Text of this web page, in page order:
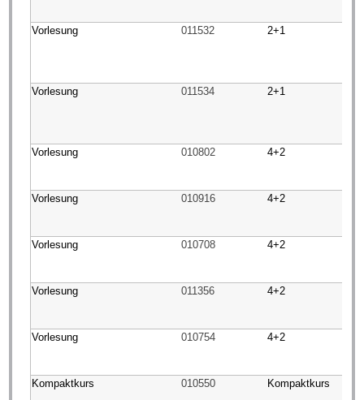
Vorlesung 011532 2+1
Vorlesung 011534 2+1
Vorlesung 010802 4+2
Vorlesung 010916 4+2
Vorlesung 010708 4+2
Vorlesung 011356 4+2
Vorlesung 010754 4+2
Kompaktkurs 010550 Kompaktkurs